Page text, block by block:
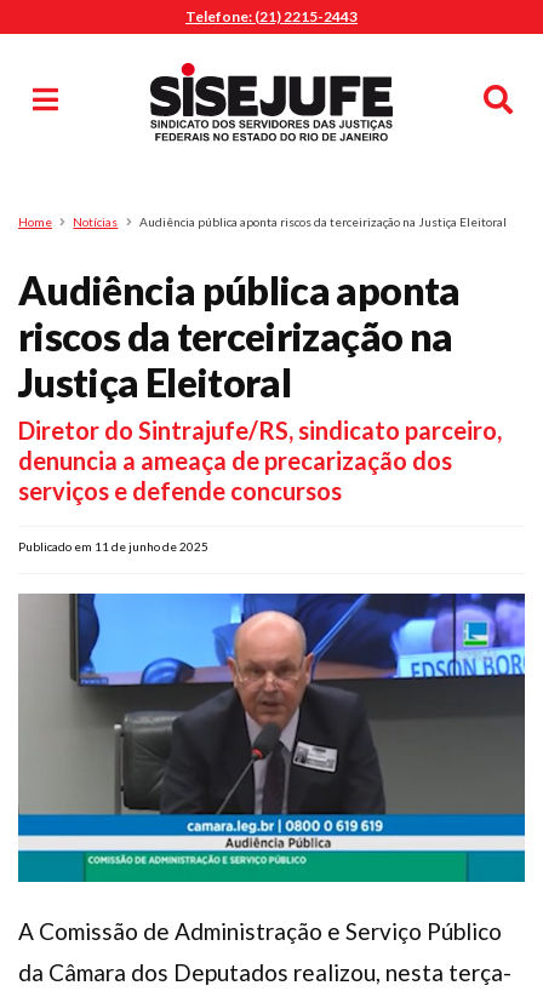
Telefone: (21) 2215-2443
Pesquisa
Home Notícias Audiência pública aponta riscos da terceirização na Justiça Eleitoral
Audiência pública aponta
riscos da terceirização na
Justiça Eleitoral
Diretor do Sintrajufe/RS, sindicato parceiro,
denuncia a ameaça de precarização dos
serviços e defende concursos
Publicado em 11 de junho de 2025
A Comissão de Administração e Serviço Público
da Câmara dos Deputados realizou, nesta terça-
MENU
Sindicalize-se
Diretoria
O Sindicato
Agenda
Casa do Alto
Sede Campestre
Nossos Convênios
Gympass Wellhub
Assistência Funeral
Pós-graduação
FacebookInstagramTwitter YoutubeTikTok Whatsapp